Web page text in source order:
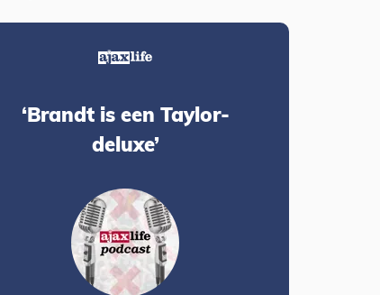
‘Brandt is een Taylor-
deluxe’